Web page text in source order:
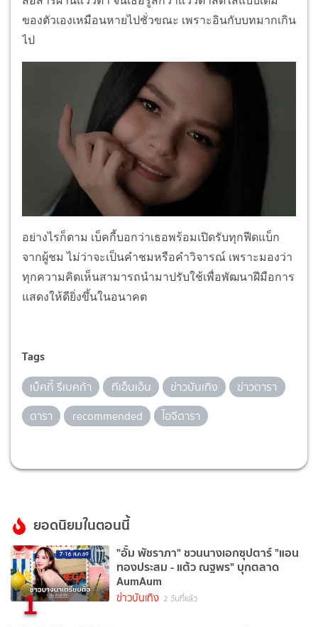
ของตัวเองเหมือนหายไปชั่วขณะ เพราะอินกับบทมากเกิน
ไป
อย่างไรก็ตาม เบ็คกี้บอกว่าเธอพร้อมเปิดรับทุกฟีดแบ็ก
จากผู้ชม ไม่ว่าจะเป็นคำชมหรือคำวิจารณ์ เพราะมองว่า
ทุกความคิดเห็นสามารถนำมาปรับใช้เพื่อพัฒนาฝีมือการ
แสดงให้ดียิ่งขึ้นในอนาคต
Tags
เบ็คกี้ รีเบคก้า ทีเอ็นเอ็น ข่าวบันเทิง
ข่าวดารา
ดารา
recommended ไอจีดารา
ยอดนิยมในตอนนี้
1
"อั้ม พัชราภา" ชวนนางเอกซุปตาร์ "แอน
ทองประสม - แต้ว ณฐพร" บุกตลาด
AumAum
ข่าวบันเทิง 2 วันที่แล้ว